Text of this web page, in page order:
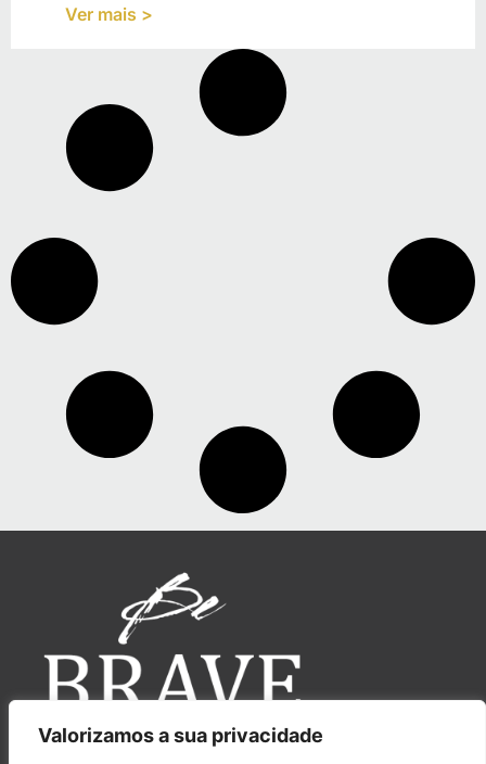
Valorizamos a sua privacidade
Ver mais >